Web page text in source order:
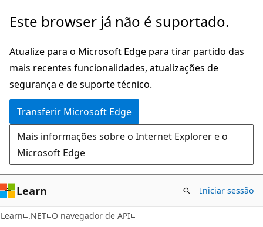
Saltar
o
conteúdo
principal
Saltar
a
navegação
na
página
Este browser já não é suportado.
Atualize para o Microsoft Edge para tirar partido das
mais recentes funcionalidades, atualizações de
segurança e de suporte técnico.
Transferir Microsoft Edge
Mais informações sobre o Internet Explorer e o
Microsoft Edge
Learn Iniciar sessão
Learn .NET O navegador de API